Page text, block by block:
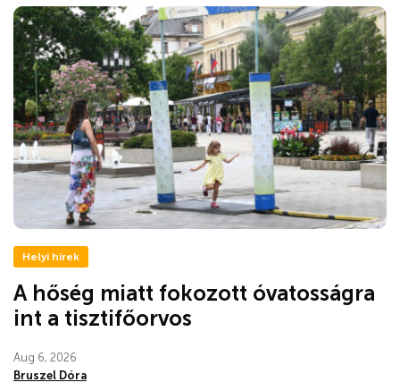
Helyi hírek
A hőség miatt fokozott óvatosságra
int a tisztifőorvos
Aug 6, 2026
Bruszel Dóra